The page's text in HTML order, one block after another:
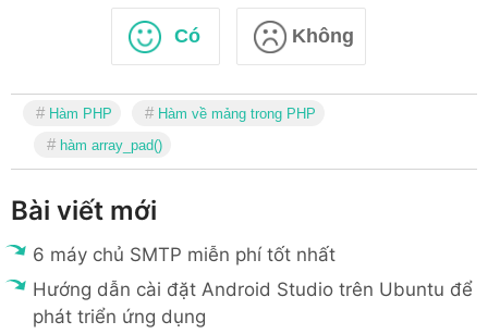
Có Không
Hàm PHP
Hàm về mảng trong PHP
hàm array_pad()
Bài viết mới
6 máy chủ SMTP miễn phí tốt nhất
Hướng dẫn cài đặt Android Studio trên Ubuntu để
phát triển ứng dụng